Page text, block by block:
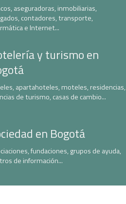
aseguradoras, inmobiliarias,
contadores, transporte,
e Internet...
y turismo en
apartahoteles, moteles, residencias,
de turismo, casas de cambio...
en Bogotá
fundaciones, grupos de ayuda,
de información...